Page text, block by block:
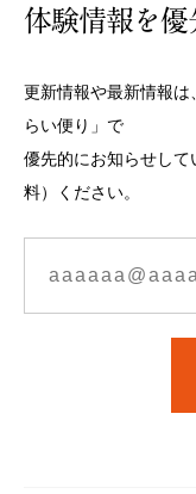
体験情報を優
更新情報や最新情報
らい便り」で
優先的にお知らせし
料）ください。